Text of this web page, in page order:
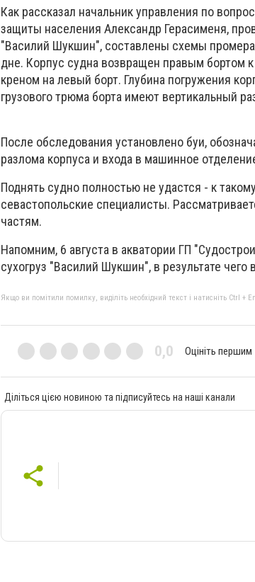
Как рассказал начальник управления по
защиты населения Александр Герасименя,
"Василий Шукшин", составлены схемы
дне. Корпус судна возвращен правым бортом
креном на левый борт. Глубина погружения
грузового трюма борта имеют вертикальный
После обследования установлено буи,
разлома корпуса и входа в машинное
Поднять судно полностью не удастся - к
севастопольские специалисты.
частям.
Напомним, 6 августа в акватории ГП
сухогруз "Василий Шукшин", в результате чего
Якщо ви помітили помилку, виділіть необхідний текст і натисніть Ctrl +
0,0 Оцініть першим
Діліться цією новиною та підписуйтесь на наші канали